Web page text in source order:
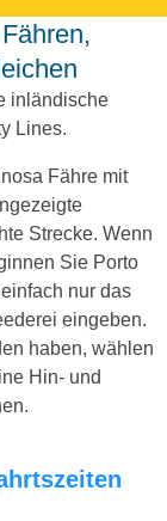
inländische
Lines.
Fähre mit
Strecke. Wenn
Sie Porto
nur das
eingeben.
haben, wählen
Hin- und